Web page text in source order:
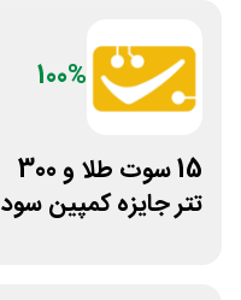
100%
15 سوت طلا و 300
تتر جایزه کمپین سود